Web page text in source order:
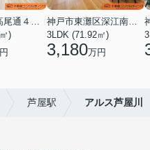
神戸市灘区高尾通４丁目
)
神戸市東灘区深江南町１丁目
3LDK (71.92㎡)
3,180万円
芦屋駅 アルス芦屋川